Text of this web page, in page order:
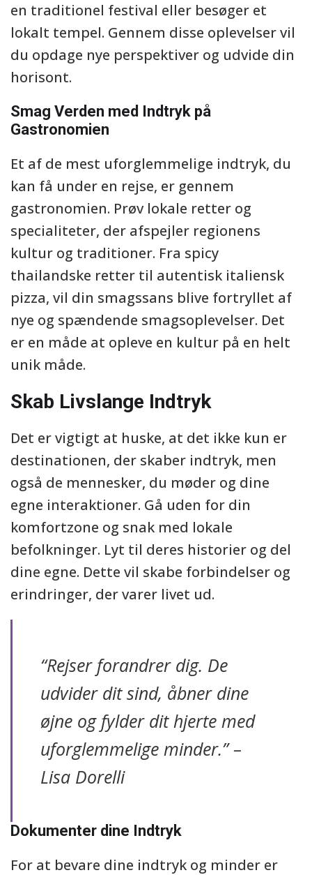
en traditionel festival eller besøger et
lokalt tempel. Gennem disse oplevelser vil
du opdage nye perspektiver og udvide din
horisont.
Smag Verden med Indtryk på
Gastronomien
Et af de mest uforglemmelige indtryk, du
kan få under en rejse, er gennem
gastronomien. Prøv lokale retter og
specialiteter, der afspejler regionens
kultur og traditioner. Fra spicy
thailandske retter til autentisk italiensk
pizza, vil din smagssans blive fortryllet af
nye og spændende smagsoplevelser. Det
er en måde at opleve en kultur på en helt
unik måde.
Skab Livslange Indtryk
Det er vigtigt at huske, at det ikke kun er
destinationen, der skaber indtryk, men
også de mennesker, du møder og dine
egne interaktioner. Gå uden for din
komfortzone og snak med lokale
befolkninger. Lyt til deres historier og del
dine egne. Dette vil skabe forbindelser og
erindringer, der varer livet ud.
“Rejser forandrer dig. De
udvider dit sind, åbner dine
øjne og fylder dit hjerte med
uforglemmelige minder.” –
Lisa Dorelli
Dokumenter dine Indtryk
For at bevare dine indtryk og minder er